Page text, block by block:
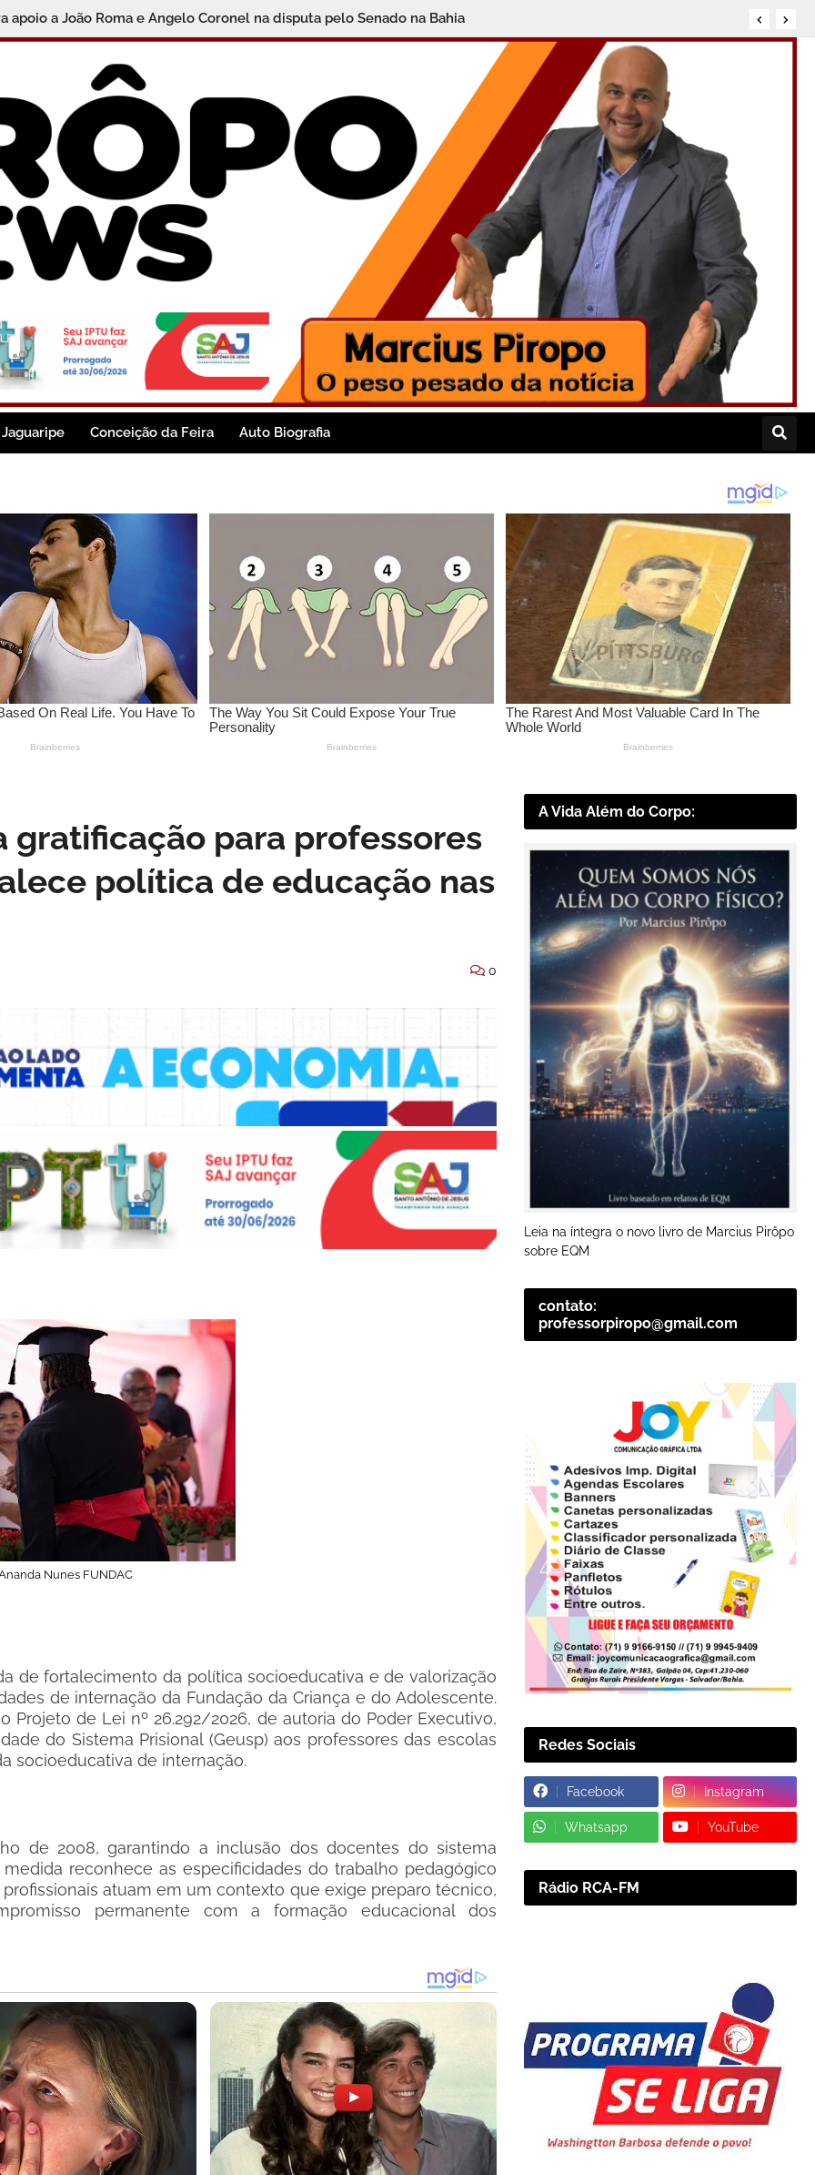
apoio a João Roma e Angelo Coronel na disputa pelo Senado na Bahia
Jaguaripe Conceição da Feira Auto Biografia
gratificação para professores
política de educação nas
0
Nunes FUNDAC
de fortalecimento da política socioeducativa e de valorização
de internação da Fundação da Criança e do Adolescente.
Projeto de Lei nº 26.292/2026, de autoria do Poder Executivo,
do Sistema Prisional (Geusp) aos professores das escolas
socioeducativa de internação.
de 2008, garantindo a inclusão dos docentes do sistema
reconhece as especificidades do trabalho pedagógico
atuam em um contexto que exige preparo técnico,
permanente com a formação educacional dos
A Vida Além do Corpo:
Leia na íntegra o novo livro de Marcius Pirôpo
sobre EQM
contato:
professorpiropo@gmail.com
Redes Sociais
Facebook Instagram
Whatsapp YouTube
Rádio RCA-FM